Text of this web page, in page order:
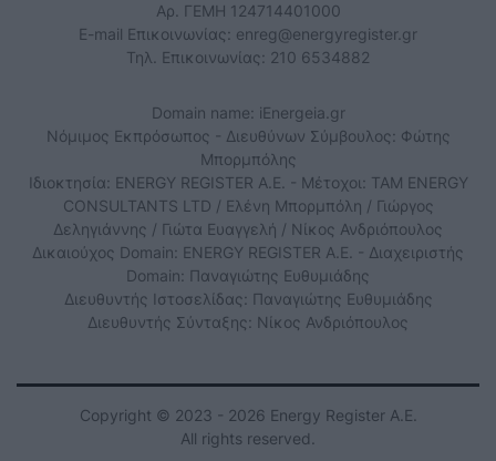
Αρ. ΓΕΜΗ 124714401000
E-mail Επικοινωνίας: enreg@energyregister.gr
Τηλ. Επικοινωνίας: 210 6534882
Domain name: iEnergeia.gr
Νόμιμος Εκπρόσωπος - Διευθύνων Σύμβουλος: Φώτης
Μπορμπόλης
Ιδιοκτησία: ENERGY REGISTER Α.Ε. - Μέτοχοι: TAM ENERGY
CONSULTANTS LTD / Ελένη Μπορμπόλη / Γιώργος
Δεληγιάννης / Γιώτα Ευαγγελή / Νίκος Ανδριόπουλος
Δικαιούχος Domain: ENERGY REGISTER Α.Ε. - Διαχειριστής
Domain: Παναγιώτης Ευθυμιάδης
Διευθυντής Ιστοσελίδας: Παναγιώτης Ευθυμιάδης
Διευθυντής Σύνταξης: Νίκος Ανδριόπουλος
Copyright © 2023 - 2026 Energy Register Α.Ε.
All rights reserved.